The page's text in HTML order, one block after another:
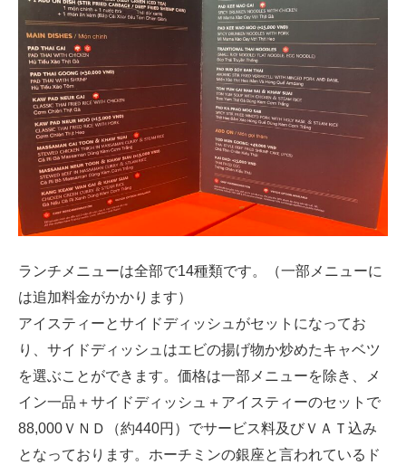
ランチメニューは全部で14種類です。（一部メニューに
は追加料金がかかります）
アイスティーとサイドディッシュがセットになってお
り、サイドディッシュはエビの揚げ物か炒めたキャベツ
を選ぶことができます。価格は一部メニューを除き、メ
イン一品＋サイドディッシュ＋アイスティーのセットで
88,000ＶＮＤ（約440円）でサービス料及びＶＡＴ込み
となっております。ホーチミンの銀座と言われているド